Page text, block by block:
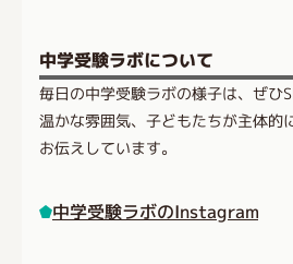
中学受験ラボについて
毎日の中学受験ラボの様子は、ぜひ
温かな雰囲気、子どもたちが主体的
お伝えしています。
中学受験ラボのInstagram